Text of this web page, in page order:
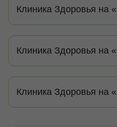
Клиника Здоровья на
Клиника Здоровья на
Клиника Здоровья на